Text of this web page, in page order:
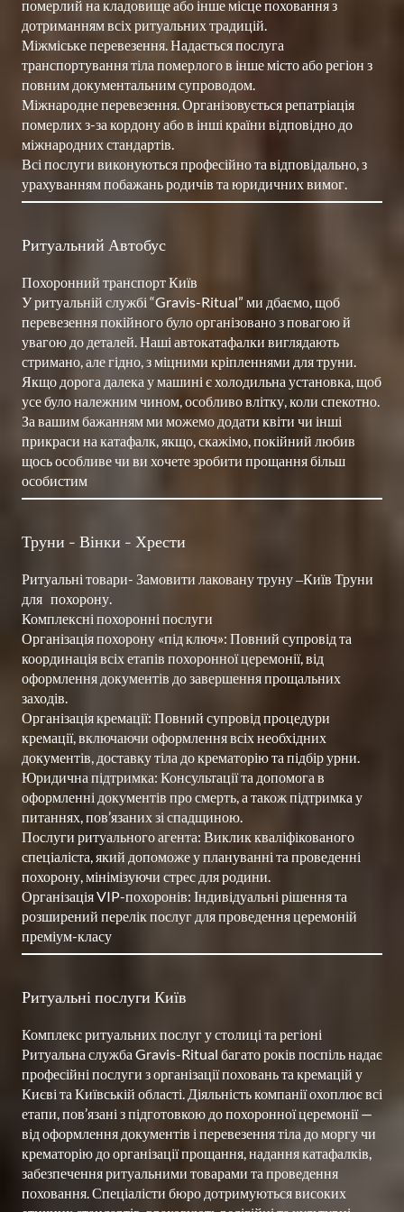
померлий на кладовище або інше місце поховання з
дотриманням всіх ритуальних традицій.
Міжміське перевезення. Надається послуга
транспортування тіла померлого в інше місто або регіон з
повним документальним супроводом.
Міжнародне перевезення. Організовується репатріація
померлих з-за кордону або в інші країни відповідно до
міжнародних стандартів.
Всі послуги виконуються професійно та відповідально, з
урахуванням побажань родичів та юридичних вимог.
Ритуальний Автобус
Похоронний транспорт Київ
У ритуальній службі “Gravis-Ritual” ми дбаємо, щоб
перевезення покійного було організовано з повагою й
увагою до деталей. Наші автокатафалки виглядають
стримано, але гідно, з міцними кріпленнями для труни.
Якщо дорога далека у машині є холодильна установка, щоб
усе було належним чином, особливо влітку, коли спекотно.
За вашим бажанням ми можемо додати квіти чи інші
прикраси на катафалк, якщо, скажімо, покійний любив
щось особливе чи ви хочете зробити прощання більш
особистим
Труни - Вінки - Хрести
Ритуальні товари- Замовити лаковану труну ‒Київ Труни
для   похорону.
Комплексні похоронні послуги
Організація похорону «під ключ»: Повний супровід та
координація всіх етапів похоронної церемонії, від
оформлення документів до завершення прощальних
заходів.
Організація кремації: Повний супровід процедури
кремації, включаючи оформлення всіх необхідних
документів, доставку тіла до крематорію та підбір урни.
Юридична підтримка: Консультації та допомога в
оформленні документів про смерть, а також підтримка у
питаннях, пов’язаних зі спадщиною.
Послуги ритуального агента: Виклик кваліфікованого
спеціаліста, який допоможе у плануванні та проведенні
похорону, мінімізуючи стрес для родини.
Організація VIP-похоронів: Індивідуальні рішення та
розширений перелік послуг для проведення церемоній
Ритуальні послуги Київ
Комплекс ритуальних послуг у столиці та регіоні
Ритуальна служба Gravis-Ritual багато років поспіль надає
професійні послуги з організації поховань та кремацій у
Києві та Київській області. Діяльність компанії охоплює всі
етапи, пов’язані з підготовкою до похоронної церемонії —
від оформлення документів і перевезення тіла до моргу чи
крематорію до організації прощання, надання катафалків,
забезпечення ритуальними товарами та проведення
поховання. Спеціалісти бюро дотримуються високих